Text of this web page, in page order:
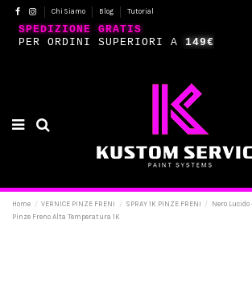
Chi Siamo Blog Tutorial
SPEDIZIONE GRATIS
PER ORDINI SUPERIORI A 149€
Home VERNICE PINZE FRENI SPRAY 1K PINZE FRENI
Nero Lucido
Pinze Freno Alta Temperatura 1K